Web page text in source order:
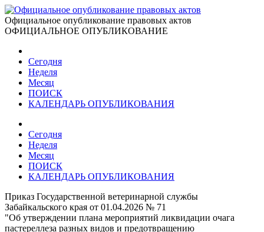
Официальное опубликование правовых актов
ОФИЦИАЛЬНОЕ ОПУБЛИКОВАНИЕ
Сегодня
Неделя
Месяц
ПОИСК
КАЛЕНДАРЬ ОПУБЛИКОВАНИЯ
Сегодня
Неделя
Месяц
ПОИСК
КАЛЕНДАРЬ ОПУБЛИКОВАНИЯ
Приказ Государственной ветеринарной службы
Забайкальского края от 01.04.2026 № 71
"Об утверждении плана мероприятий ликвидации очага
пастереллеза разных видов и предотвращению